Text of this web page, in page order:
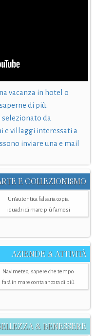
vacanza in hotel o
di più.
da
e villaggi interessati a
inviare una e mail
E COLLEZIONISMO
Un’autentica falsaria copia
i quadri di mare più famosi
AZIENDE & ATTIVITÀ
Navimeteo, sapere che tempo
farà in mare conta ancora di più
& BENESSERE